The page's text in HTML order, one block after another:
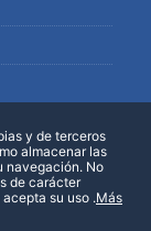
y de terceros
almacenar las
navegación. No
de carácter
su uso .Más